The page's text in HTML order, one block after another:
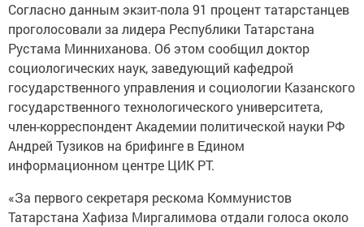
Согласно данным экзит-пола 91 процент татарстанцев
проголосовали за лидера Республики Татарстана
Рустама Минниханова. Об этом сообщил доктор
социологических наук, заведующий кафедрой
государственного управления и социологии Казанского
государственного технологического университета,
член-корреспондент Академии политической науки РФ
Андрей Тузиков на брифинге в Едином
информационном центре ЦИК РТ.
«За первого секретаря рескома Коммунистов
Татарстана Хафиза Миргалимова отдали голоса около